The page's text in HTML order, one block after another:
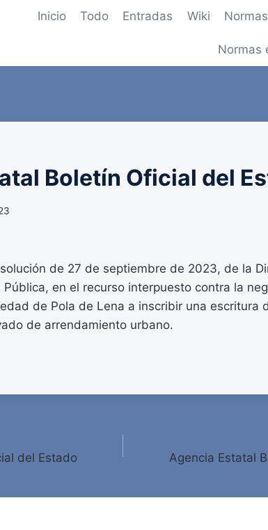
Inicio Todo Entradas Wiki
Normas
Boletín Oficial del
de 27 de septiembre de 2023, de la
Pública, en el recurso interpuesto contra la
de Pola de Lena a inscribir una escritura
de arrendamiento urbano.
del Estado Agencia Estatal